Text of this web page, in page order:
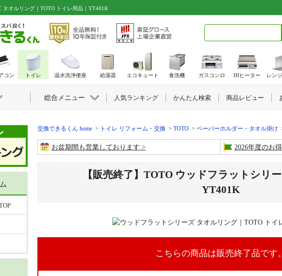
タオルリング｜TOTO トイレ用品｜YT401K
交換できるくん home トイレ リフォーム・交換 TOTO ペーパーホルダー・タオル掛け
お盆期間も営業しております 2026年度のお
【販売終了】TOTO ウッドフラットシリ
YT401K
こちらの商品は販売終了品です。
コン トイレ 温水洗浄便座 給湯器 エコキュート 食洗機 ガスコンロ IHヒーター レン
総合メニュー 人気ランキング かんたん検索 商品レビュー